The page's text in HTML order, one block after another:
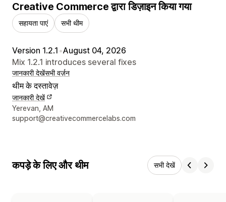
Creative Commerce द्वारा डिज़ाइन किया गया
सहायता पाएं सभी थीम
Version 1.2.1 •August 04, 2026
Mix 1.2.1 introduces several fixes
जानकारी देखेंसभी वर्ज़न
थीम के दस्तावेज़
जानकारी देखें
डिज़ाइनर के संपर्क की जानकारी
Yerevan, AM
support@creativecommercelabs.com
कपड़े के लिए और थीम सभी देखें